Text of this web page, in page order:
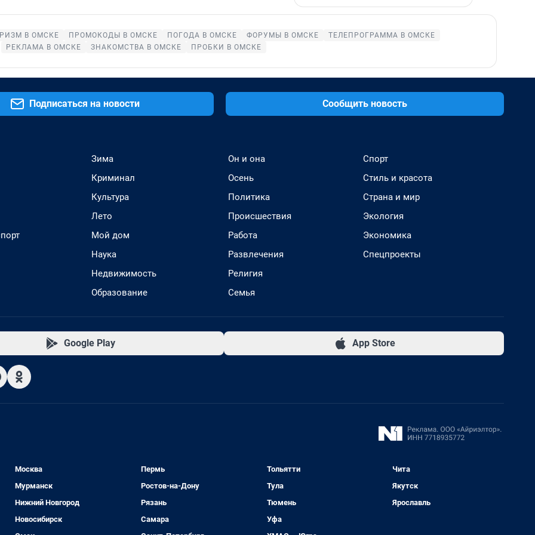
В ОМСКЕ ПРОМОКОДЫ В ОМСКЕ ПОГОДА В ОМСКЕ ФОРУМЫ В ОМСКЕ
ТЕЛЕПРОГРАММА В ОМСКЕ
РЕКЛАМА В ОМСКЕ
ЗНАКОМСТВА В ОМСКЕ ПРОБКИ В ОМСКЕ
Подписаться на новости Сообщить новость
Зима
Криминал
Культура
Лето
Мой дом
Наука
Недвижимость
Образование
Он и она
Осень
Политика
Происшествия
Работа
Развлечения
Религия
Семья
Спорт
Стиль и красота
Страна и мир
Экология
Экономика
Спецпроекты
Google Play App Store
Москва
Мурманск
Нижний Новгород
Новосибирск
Пермь
Ростов-на-Дону
Рязань
Самара
Тольятти
Тула
Тюмень
Уфа
Чита
Якутск
Ярославль